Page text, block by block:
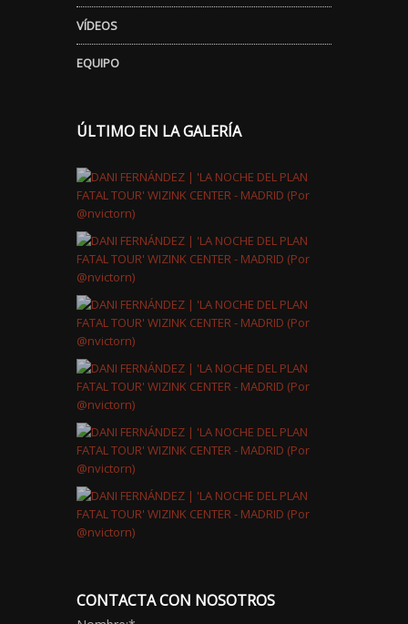
VÍDEOS
EQUIPO
ÚLTIMO EN LA GALERÍA
CONTACTA CON NOSOTROS